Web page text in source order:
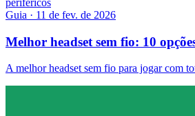
perifericos
Guia · 11 de fev. de 2026
Melhor headset sem fio: 10
A melhor headset sem fio para jogar com